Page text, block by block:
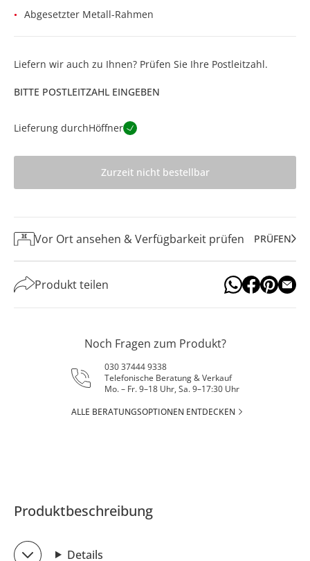
Abgesetzter Metall-Rahmen
Liefern wir auch zu Ihnen? Prüfen Sie Ihre Postleitzahl.
BITTE POSTLEITZAHL EINGEBEN
Lieferung durchHöffner
Zurzeit nicht bestellbar
Vor Ort ansehen & Verfügbarkeit prüfen PRÜFEN
Produkt teilen
Noch Fragen zum Produkt?
030 37444 9338
Telefonische Beratung & Verkauf
Mo. – Fr. 9–18 Uhr, Sa. 9–17:30 Uhr
ALLE BERATUNGSOPTIONEN ENTDECKEN
Produktbeschreibung
Details